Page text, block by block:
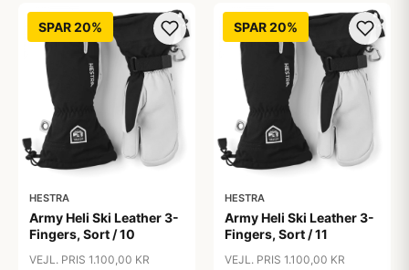
SPAR 20%
HESTRA
Army Heli Ski Leather 3-
Fingers, Sort / 10
VEJL. PRIS 1.100,00 KR
SPAR 20%
HESTRA
Army Heli Ski Leather 3-
Fingers, Sort / 11
VEJL. PRIS 1.100,00 KR